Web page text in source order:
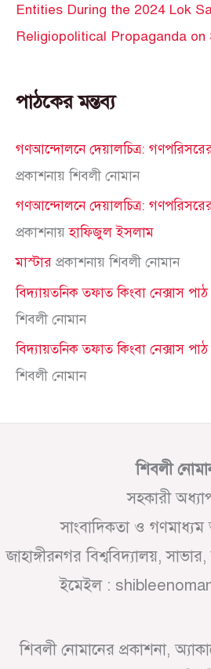
Entities During the 2024 Lok
Religiopolitical Propaganda on
পাঠকের মন্তব্য
গণআন্দোলনে দেয়ালচিত্র:
প্রকাশনায়শিবলী নোমান
গণআন্দোলনে দেয়ালচিত্র:
প্রকাশনায়হাফিজুল ইসলাম
মাস্টার প্রকাশনায়শিবলী নোমান
বিদ্যায়তনিক তফাত কিংবা নেক্সাস পাঠ
শিবলী নোমান
বিদ্যায়তনিক তফাত কিংবা নেক্সাস পাঠ
শিবলী নোমান
শিবলী
সহকারী
সাংবাদিকতা ও
জাহাঙ্গীরনগর বিশ্ববিদ্যালয়,
ইমেইল :
শিবলী নোমানের প্রকাশনা,